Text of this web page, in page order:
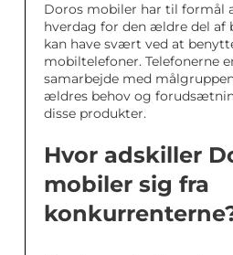
Doros mobiler har til formål
hverdag for den ældre del af
kan have svært ved at
mobiltelefoner. Telefonerne
samarbejde med
ældres behov og
disse produkter.
Hvor adskiller
mobiler sig fra